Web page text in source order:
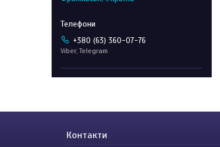
+380 (63) 360-07-76
Viber, Telegram
Контакти